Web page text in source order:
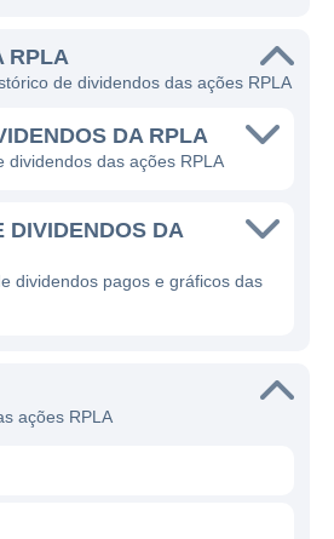
RPLA
de dividendos das ações RPLA
DA RPLA
dividendos das ações RPLA
DIVIDENDOS DA
dividendos pagos e gráficos das
ações RPLA